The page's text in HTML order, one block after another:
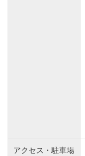
アクセス・駐車場